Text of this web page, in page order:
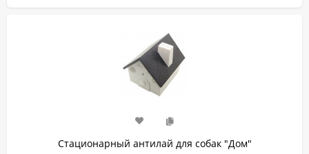
Стационарный антилай для собак "Дом"